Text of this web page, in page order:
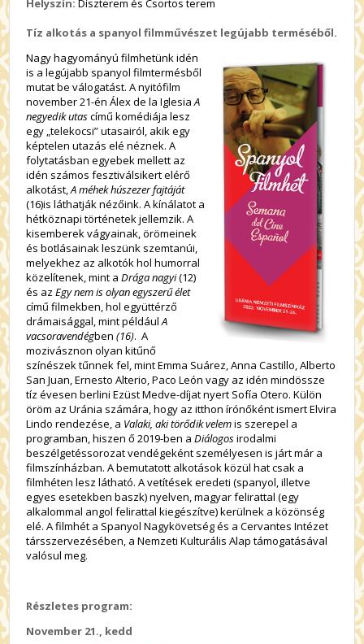
Helyszín:Díszterem és Csortos terem
Tíz alkotás a spanyol filmművészet legújabb terméséből.
Nagy hagyományú filmhetünk idén
is a legújabb spanyol filmtermésből
mutat be válogatást. A nyitófilm
november 21-én Álex de la IglesiaA
negyedik utascímű komédiája lesz
egy „telekocsi” utasairól, akik egy
képtelen utazás elé néznek. A
folytatásban egyebek mellett az
idén számos fesztiválsikert elérő
alkotást,A méhek húszezer fajtáját
(16)is láthatják nézőink. A kínálatot a
hétköznapi történetek jellemzik. A
kisemberek vágyainak, örömeinek
és botlásainak leszünk szemtanúi,
melyekhez az alkotók hol humorral
közelítenek, mint aDrága nagyi(12)
és azEgy nem is olyan egyszerű élet
című filmekben, hol együttérző
drámaisággal, mint példáulA
vacsoravendégben(16). A
mozivásznon olyan kitűnő
színészek tűnnek fel, mint Emma Suárez, Anna Castillo, Alberto
San Juan, Ernesto Alterio, Paco León vagy az idén mindössze
tíz évesen berlini Ezüst Medve-díjat nyert Sofía Otero. Külön
öröm az Uránia számára, hogy az itthon írónőként ismert Elvira
Lindo rendezése, a Valaki, aki törődik velemis szerepel a
programban, hiszen ő 2019-ben aDiálogosirodalmi
beszélgetéssorozat vendégeként személyesen is járt már a
filmszínházban. A bemutatott alkotások közül hat csak a
filmhéten lesz látható. A vetítések eredeti (spanyol, illetve
egyes esetekben baszk) nyelven, magyar felirattal (egy
alkalommal angol felirattal kiegészítve) kerülnek a közönség
elé. A filmhét a Spanyol Nagykövetség és a Cervantes Intézet
társszervezésében, a Nemzeti Kulturális Alap támogatásával
valósul meg.
Részletes program:
November 21., kedd